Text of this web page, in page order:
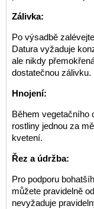
Zálivka:
Po výsadbě
Datura vyžaduje
ale nikdy
dostatečnou zálivku.
Hnojení:
Během vegetačního
rostliny jednou za
kvetení.
Řez a údržba:
Pro podporu
můžete pravidelně
nevyžaduje